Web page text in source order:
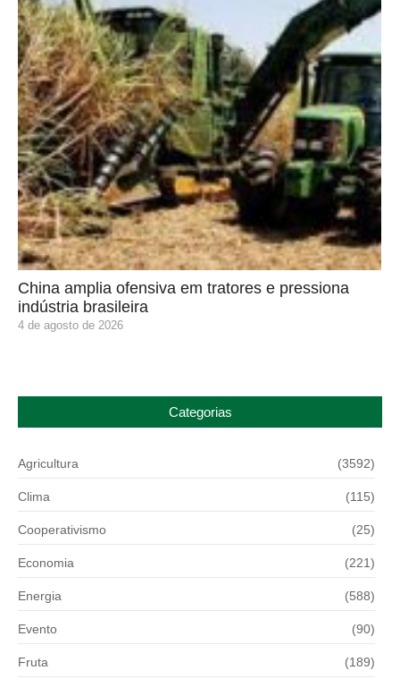
China amplia ofensiva em tratores e pressiona
indústria brasileira
4 de agosto de 2026
Categorias
Agricultura (3592)
Clima (115)
Cooperativismo (25)
Economia (221)
Energia (588)
Evento (90)
Fruta (189)